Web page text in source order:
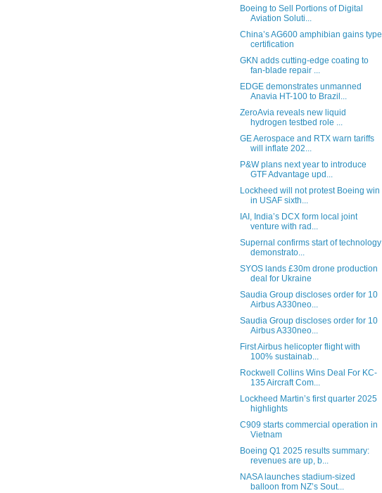
Boeing to Sell Portions of Digital
Aviation Soluti...
China’s AG600 amphibian gains type
certification
GKN adds cutting-edge coating to
fan-blade repair ...
EDGE demonstrates unmanned
Anavia HT-100 to Brazil...
ZeroAvia reveals new liquid
hydrogen testbed role ...
GE Aerospace and RTX warn tariffs
will inflate 202...
P&W plans next year to introduce
GTF Advantage upd...
Lockheed will not protest Boeing win
in USAF sixth...
IAI, India’s DCX form local joint
venture with rad...
​Supernal confirms start of technology
demonstrato...
SYOS lands £30m drone production
deal for Ukraine
Saudia Group discloses order for 10
Airbus A330neo...
Saudia Group discloses order for 10
Airbus A330neo...
First Airbus helicopter flight with
100% sustainab...
Rockwell Collins Wins Deal For KC-
135 Aircraft Com...
Lockheed Martin’s first quarter 2025
highlights
C909 starts commercial operation in
Vietnam
Boeing Q1 2025 results summary:
revenues are up, b...
NASA launches stadium-sized
balloon from NZ’s Sout...